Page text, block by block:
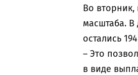
Во вторник,
масштаба. В
остались
– Это
в виде